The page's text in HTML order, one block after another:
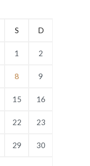
S D
1 2
8 9
15 16
22 23
29 30